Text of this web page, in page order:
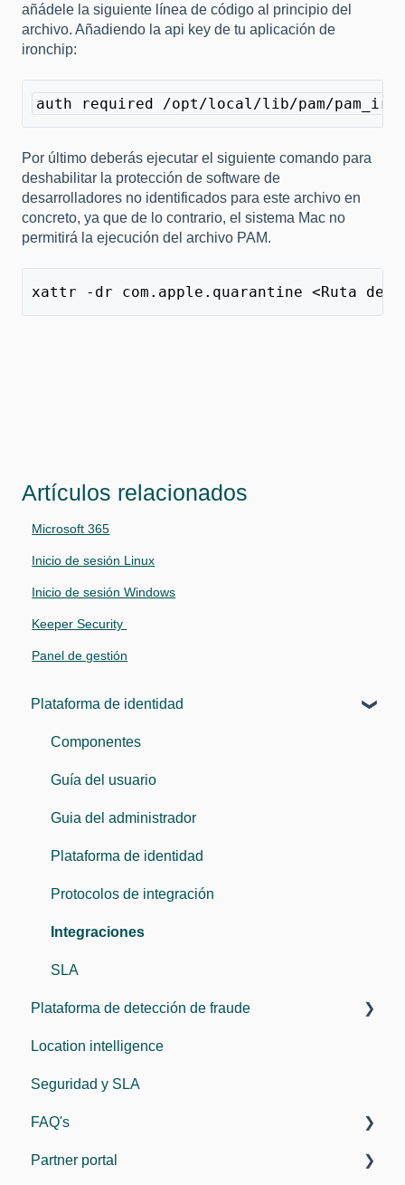
añádele la siguiente línea de código al principio del
archivo. Añadiendo la api key de tu aplicación de
ironchip:
auth required /opt/local/lib/pam/
Por último deberás ejecutar el siguiente comando para
deshabilitar la protección de software de
desarrolladores no identificados para este archivo en
concreto, ya que de lo contrario, el sistema Mac no
permitirá la ejecución del archivo PAM.
xattr -dr com.apple.quarantine <Ruta del
Artículos relacionados
Microsoft 365
Inicio de sesión Linux
Inicio de sesión Windows
Keeper Security
Panel de gestión
Plataforma de identidad
Componentes
Guía del usuario
Guia del administrador
Plataforma de identidad
Protocolos de integración
Integraciones
SLA
Plataforma de detección de fraude
Manuales
Desarrolladores
SDK
SLA
Location intelligence
Seguridad y SLA
FAQ's
General
Partner portal